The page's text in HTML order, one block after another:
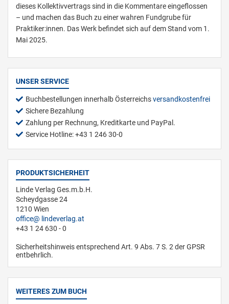
dieses Kollektivvertrags sind in die Kommentare eingeflossen
– und machen das Buch zu einer wahren Fundgrube für
Praktiker:innen. Das Werk befindet sich auf dem Stand vom 1.
Mai 2025.
UNSER SERVICE
Buchbestellungen innerhalb Österreichsversandkostenfrei
Sichere Bezahlung
Zahlung per Rechnung, Kreditkarte und PayPal.
Service Hotline: +43 1 246 30-0
PRODUKTSICHERHEIT
Linde Verlag Ges.m.b.H.
Scheydgasse 24
1210 Wien
office
lindeverlag.at
+43 1 24 630 - 0
Sicherheitshinweis entsprechend Art. 9 Abs. 7 S. 2 der GPSR
entbehrlich.
WEITERES ZUM BUCH